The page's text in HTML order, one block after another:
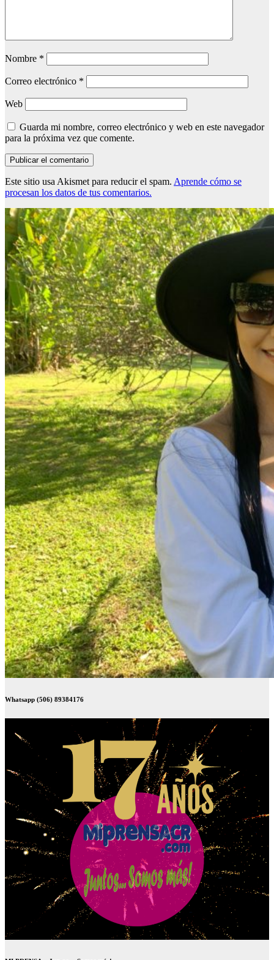
Nombre *
Correo electrónico *
Web
Guarda mi nombre, correo electrónico y web en este navegador
para la próxima vez que comente.
Este sitio usa Akismet para reducir el spam. Aprende cómo se
procesan los datos de tus comentarios.
Whatsapp (506) 89384176